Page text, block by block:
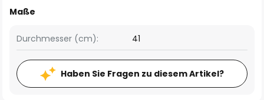
Maße
Durchmesser (cm): 41
Haben Sie Fragen zu diesem Artikel?